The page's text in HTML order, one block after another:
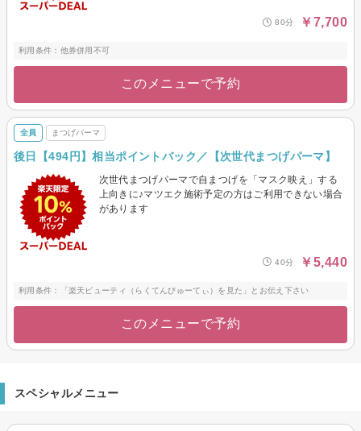
80分 ￥7,700
利用条件：他券併用不可
このメニューで予約
全員 まつげパーマ
後日【494円】相当ポイントバック／【次世代まつげパーマ】
次世代まつげパーマで自まつげを「マスク映え」する
上向きに♪マツエク施術予定の方はご利用できない場合
があります
40分 ￥5,440
利用条件：「楽天ビューティ（らくてんびゅーてぃ）を見た」とお伝え下さい
このメニューで予約
スペシャルメニュー